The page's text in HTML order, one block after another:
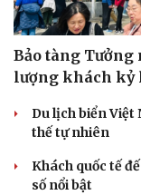
Bảo tàng Tưởng
lượng khách kỷ
Du lịch biển Việt
thế tự nhiên
Khách quốc tế
số nổi bật